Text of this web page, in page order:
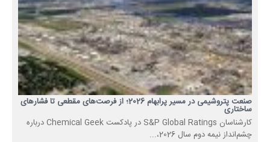
صنعت پتروشیمی در مسیر پرابهام 2026؛ از فرصت‌های مقطعی تا فشارهای
ساختاری
کارشناسان S&P Global Ratings در پادکست Chemical Geek درباره
چشم‌انداز نیمه دوم سال 2026،...